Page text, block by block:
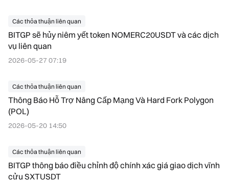
Các thỏa thuận liên quan
BITGP sẽ hủy niêm yết token NOMERC20USDT và các dịch
vụ liên quan
2026-05-27 07:19
Các thỏa thuận liên quan
Thông Báo Hỗ Trợ Nâng Cấp Mạng Và Hard Fork Polygon
(POL)
2026-05-20 14:50
Các thỏa thuận liên quan
BITGP thông báo điều chỉnh độ chính xác giá giao dịch vĩnh
cửu SXTUSDT